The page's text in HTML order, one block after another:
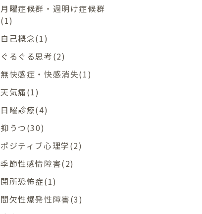
月曜症候群・週明け症候群
(1)
自己概念(1)
ぐるぐる思考(2)
無快感症・快感消失(1)
天気痛(1)
日曜診療(4)
抑うつ(30)
ポジティブ心理学(2)
季節性感情障害(2)
閉所恐怖症(1)
間欠性爆発性障害(3)